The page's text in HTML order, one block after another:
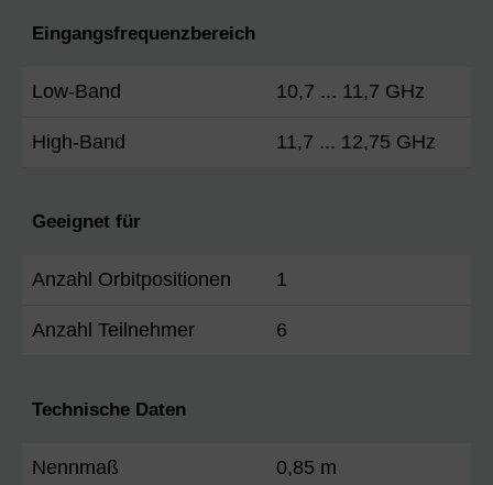
Eingangsfrequenzbereich
Low-Band 10,7 ... 11,7 GHz
High-Band 11,7 ... 12,75 GHz
Geeignet für
Anzahl Orbitpositionen 1
Anzahl Teilnehmer 6
Technische Daten
Nennmaß 0,85 m